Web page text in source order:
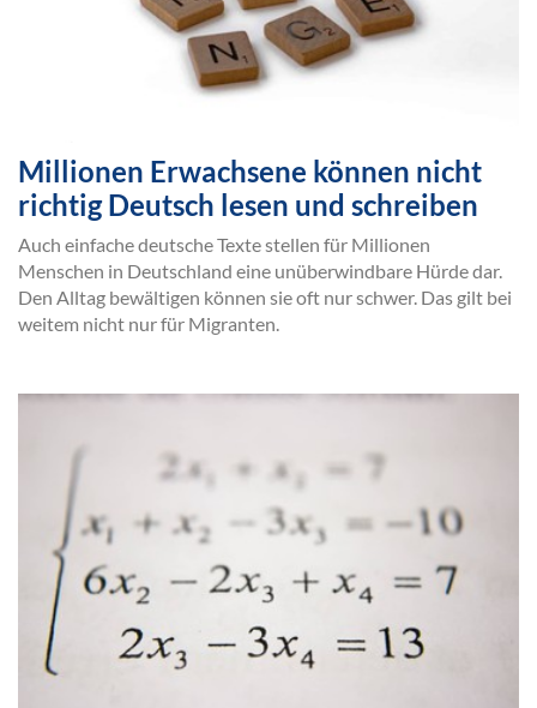
Millionen Erwachsene können nicht
richtig Deutsch lesen und schreiben
Auch einfache deutsche Texte stellen für Millionen
Menschen in Deutschland eine unüberwindbare Hürde dar.
Den Alltag bewältigen können sie oft nur schwer. Das gilt bei
weitem nicht nur für Migranten.